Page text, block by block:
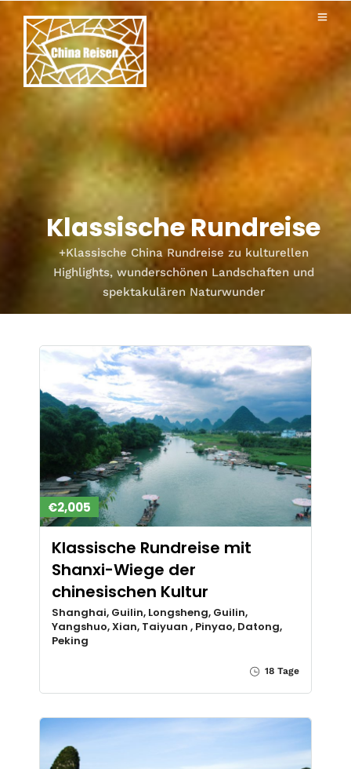
Klassische Rundreise
+Klassische China Rundreise zu kulturellen
Highlights, wunderschönen Landschaften und
spektakulären Naturwunder
€2,005
Klassische Rundreise mit
Shanxi-Wiege der
chinesischen Kultur
Shanghai, Guilin, Longsheng, Guilin,
Yangshuo, Xian, Taiyuan , Pinyao, Datong,
Peking
18 Tage